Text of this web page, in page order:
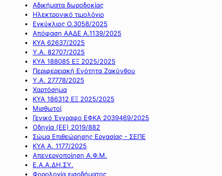
Αδικήματα δωροδοκίας
Ηλεκτρονικό τιμολόγιο
Εγκύκλιος Ο.3058/2025
Απόφαση ΑΑΔΕ Α.1139/2025
ΚΥΑ 62637/2025
Υ.Α. 82707/2025
ΚΥΑ 188085 ΕΞ 2025/2025
Περιφερειακή Ενότητα Ζακύνθου
Υ.Α. 27778/2025
Χαρτόσημα
ΚΥΑ 186312 ΕΞ 2025/2025
Μισθωτοί
Γενικό Έγγραφο ΕΦΚΑ 2039469/2025
Οδηγία (ΕΕ) 2019/882
Σώμα Επιθεώρησης Εργασίας - ΣΕΠΕ
ΚΥΑ Α. 1177/2025
Απενεργοποίηση Α.Φ.Μ.
Ε.Α.Α.ΔΗ.ΣΥ.
Φορολογία εισοδήματος